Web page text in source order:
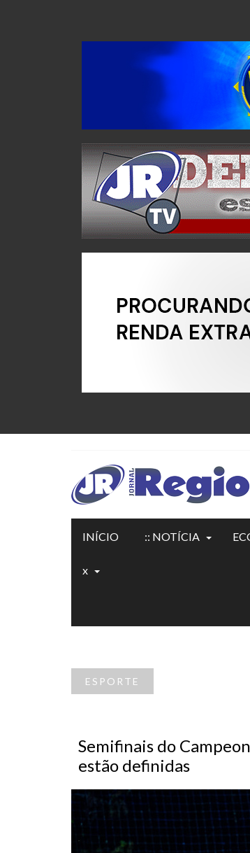
INÍCIO :: NOTÍCIA
x
ESPORTE
Semifinais do
estão definidas